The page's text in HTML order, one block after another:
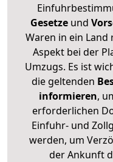
Gesetzeund
Waren in ein
Aspekt bei der
Umzugs. Es ist
die geltenden
informieren,
erforderlichen
Einfuhr- und
werden, um
der Ankunft